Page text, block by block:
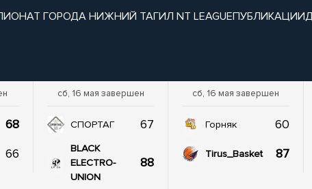
ГОРОДА НИЖНИЙ ТАГИЛ NT LEAGUEПУБЛИКАЦИИ
68
66
сб, 16 мая завершен
СПОРТАГ 67
BLACK
ELECTRO-
UNION
88
сб, 16 мая завершен
Горняк 60
Tirus_Basket 87